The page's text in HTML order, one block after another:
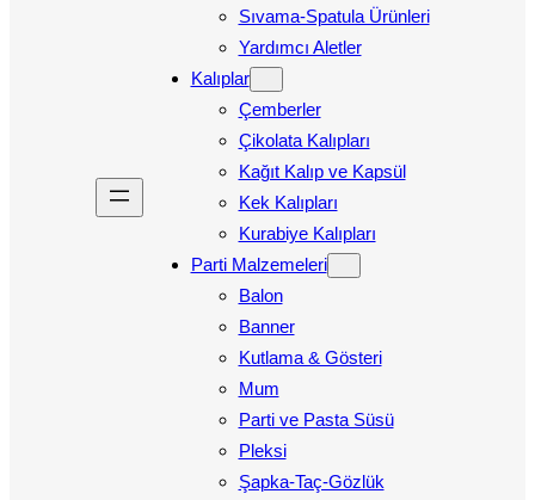
Sıvama-Spatula Ürünleri
Yardımcı Aletler
Kalıplar
Çemberler
Çikolata Kalıpları
Kağıt Kalıp ve Kapsül
Kek Kalıpları
Kurabiye Kalıpları
Parti Malzemeleri
Balon
Banner
Kutlama & Gösteri
Mum
Parti ve Pasta Süsü
Pleksi
Şapka-Taç-Gözlük